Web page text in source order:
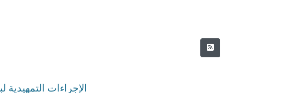
الإجراءات التمهيدية